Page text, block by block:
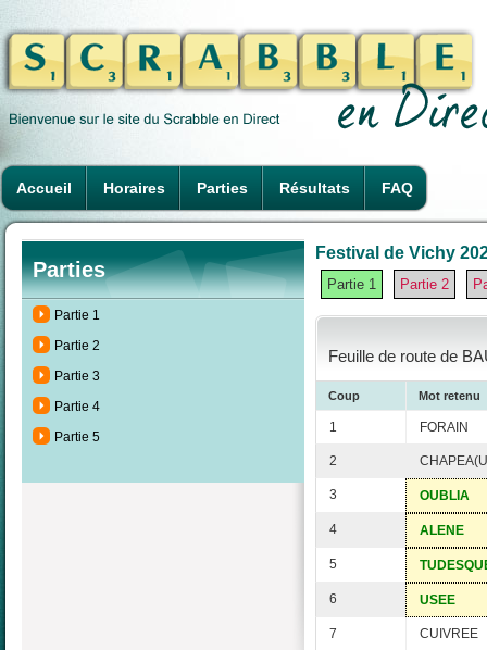
Accueil Horaires Parties Résultats FAQ
Parties
Partie 1
Partie 2
Partie 3
Partie 4
Partie 5
Festival de Vichy
Partie 1 Partie 2
Feuille de route de
Coup Mot retenu
1 FORAIN
2
3 OUBLIA
4 ALENE
5
6 USEE
7 CUIVREE